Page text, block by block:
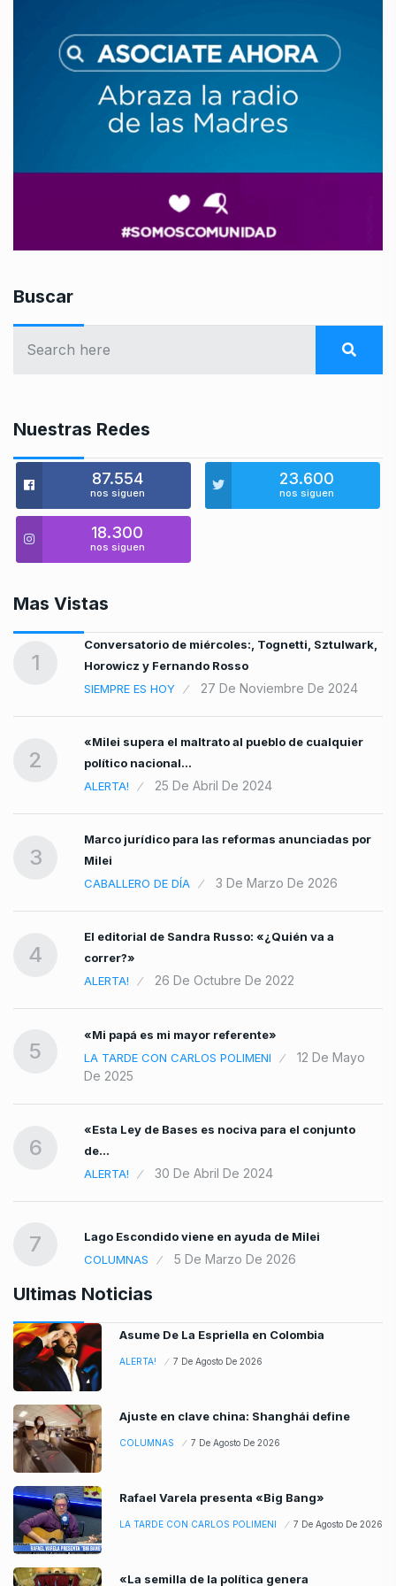
Buscar
Nuestras Redes
87.554
nos siguen
23.600
nos siguen
18.300
nos siguen
Mas Vistas
1
Conversatorio de miércoles:, Tognetti, Sztulwark,
Horowicz y Fernando Rosso
SIEMPRE ES HOY
27 De Noviembre De 2024
2
«Milei supera el maltrato al pueblo de cualquier
político nacional…
ALERTA!
25 De Abril De 2024
3
Marco jurídico para las reformas anunciadas por
Milei
CABALLERO DE DÍA
3 De Marzo De 2026
4
El editorial de Sandra Russo: «¿Quién va a
correr?»
ALERTA!
26 De Octubre De 2022
5
«Mi papá es mi mayor referente»
LA TARDE CON CARLOS POLIMENI
12 De Mayo
De 2025
6
«Esta Ley de Bases es nociva para el conjunto
de…
ALERTA!
30 De Abril De 2024
7
Lago Escondido viene en ayuda de Milei
COLUMNAS
5 De Marzo De 2026
Ultimas Noticias
Asume De La Espriella en Colombia
ALERTA! 7 De Agosto De 2026
Ajuste en clave china: Shanghái define
COLUMNAS 7 De Agosto De 2026
Rafael Varela presenta «Big Bang»
LA TARDE CON CARLOS POLIMENI 7 De Agosto De 2026
«La semilla de la política genera